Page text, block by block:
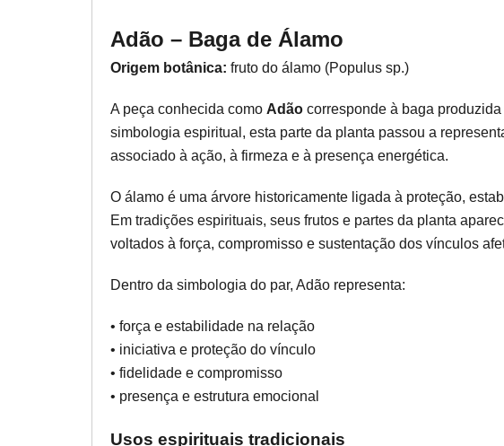
Adão – Baga de Álamo
Origem botânica: fruto do álamo (Populus sp.)
A peça conhecida como Adão corresponde à baga
simbologia espiritual, esta parte da planta passou a
associado à ação, à firmeza e à presença energética.
O álamo é uma árvore historicamente ligada à proteção,
Em tradições espirituais, seus frutos e partes da planta
voltados à força, compromisso e sustentação dos vínculos
Dentro da simbologia do par, Adão representa:
• força e estabilidade na relação
• iniciativa e proteção do vínculo
• fidelidade e compromisso
• presença e estrutura emocional
Usos espirituais tradicionais